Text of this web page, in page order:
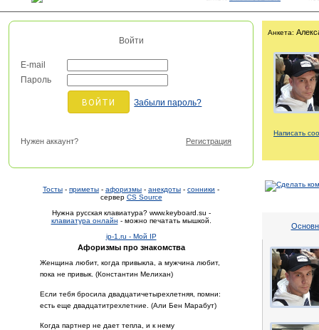
Войти
E-mail
Пароль
Забыли пароль?
Нужен аккаунт? Регистрация
Тосты - приметы - афоризмы - анекдоты - сонники -
сервер CS Source
Нужна русская клавиатура? www.keyboard.su -
клавиатура онлайн - можно печатать мышкой.
ip-1.ru - Мой IP
Афоризмы про знакомства
Женщина любит, когда привыкла, а мужчина любит,
пока не привык. (Константин Мелихан)
Если тебя бросила двадцатичетырехлетняя, помни:
есть еще двадцатитрехлетние. (Али Бен Марабут)
Когда партнер не дает тепла, и к нему
Анкета:
Написать